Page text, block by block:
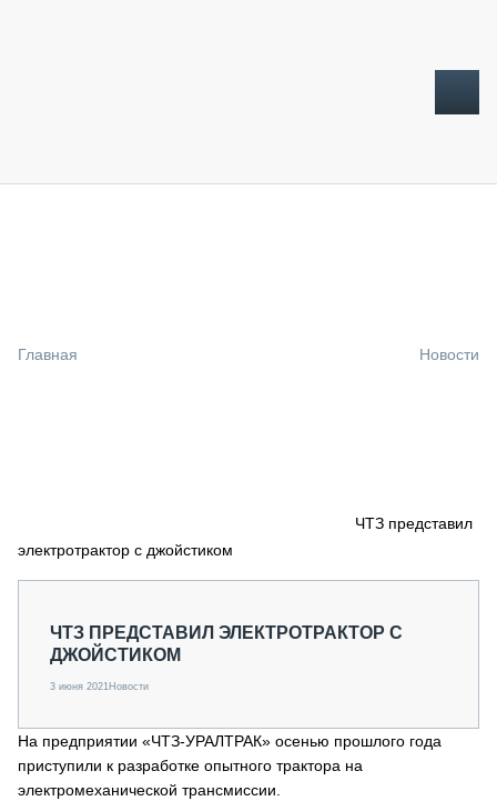
СПЕЦПРОЕКТЫ
О ПРОЕКТЕ
Главная Новости
ЧТЗ представил
электротрактор с джойстиком
ЧТЗ ПРЕДСТАВИЛ ЭЛЕКТРОТРАКТОР С
ДЖОЙСТИКОМ
3 июня 2021Новости
На предприятии «ЧТЗ-УРАЛТРАК» осенью прошлого года
приступили к разработке опытного трактора на
электромеханической трансмиссии.